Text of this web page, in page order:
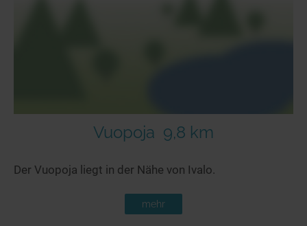
Vuopoja 9,8 km
Der Vuopoja liegt in der Nähe von Ivalo.
mehr